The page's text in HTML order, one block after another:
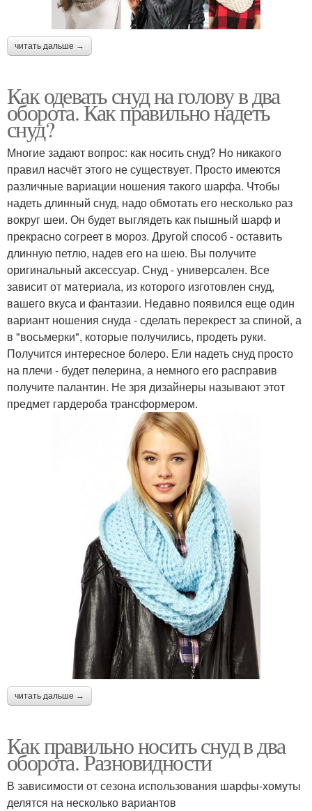
читать дальше →
Как одевать снуд на голову в два
оборота. Как правильно надеть
снуд?
Многие задают вопрос: как носить снуд? Но никакого
правил насчёт этого не существует. Просто имеются
различные вариации ношения такого шарфа. Чтобы
надеть длинный снуд, надо обмотать его несколько раз
вокруг шеи. Он будет выглядеть как пышный шарф и
прекрасно согреет в мороз. Другой способ - оставить
длинную петлю, надев его на шею. Вы получите
оригинальный аксессуар. Снуд - универсален. Все
зависит от материала, из которого изготовлен снуд,
вашего вкуса и фантазии. Недавно появился еще один
вариант ношения снуда - сделать перекрест за спиной, а
в "восьмерки", которые получились, продеть руки.
Получится интересное болеро. Ели надеть снуд просто
на плечи - будет пелерина, а немного его расправив
получите палантин. Не зря дизайнеры называют этот
предмет гардероба трансформером.
читать дальше →
Как правильно носить снуд в два
оборота. Разновидности
В зависимости от сезона использования шарфы-хомуты
делятся на несколько вариантов